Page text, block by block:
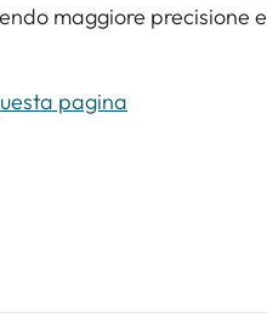
maggiore precisione e
pagina